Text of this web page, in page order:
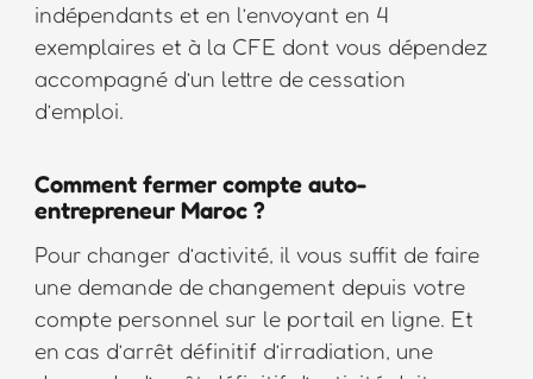
indépendants et en l’envoyant en 4
exemplaires et à la CFE dont vous dépendez
accompagné d’un lettre de cessation
d’emploi.
Comment fermer compte auto-
entrepreneur Maroc ?
Pour changer d’activité, il vous suffit de faire
une demande de changement depuis votre
compte personnel sur le portail en ligne. Et
en cas d’arrêt définitif d’irradiation, une